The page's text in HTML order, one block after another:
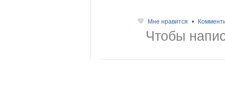
Мне нравится •
Чтобы